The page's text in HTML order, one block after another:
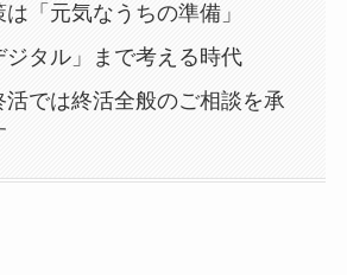
「元気なうちの準備」
ジタル」まで考える時代
活では終活全般のご相談を承